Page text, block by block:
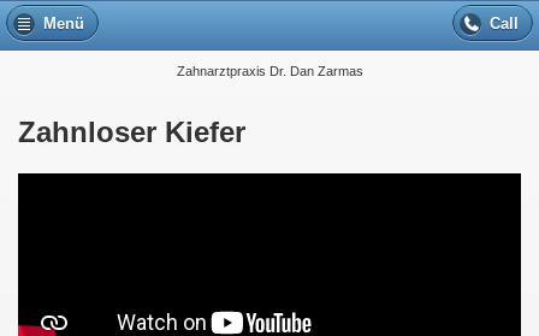
Menü Call
Zahnarztpraxis Dr. Dan Zarmas
Zahnloser Kiefer